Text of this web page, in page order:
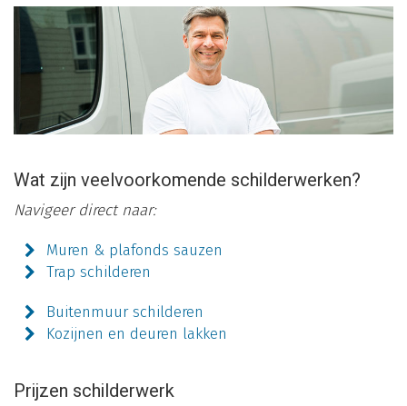
Wat zijn veelvoorkomende schilderwerken?
Navigeer direct naar:
Muren & plafonds sauzen
Trap schilderen
Buitenmuur schilderen
Kozijnen en deuren lakken
Prijzen schilderwerk